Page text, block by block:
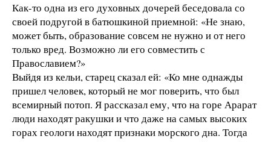
Как-то одна из его духовных дочерей беседовала со
своей подругой в батюшкиной приемной: «Не знаю,
может быть, образование совсем не нужно и от него
только вред. Возможно ли его совместить с
Православием?»
Выйдя из кельи, старец сказал ей: «Ко мне однажды
пришел человек, который не мог поверить, что был
всемирный потоп. Я рассказал ему, что на горе Арарат
люди находят ракушки и что даже на самых высоких
горах геологи находят признаки морского дна. Тогда